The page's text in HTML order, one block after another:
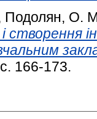
Подолян, О.
створення
166-173.